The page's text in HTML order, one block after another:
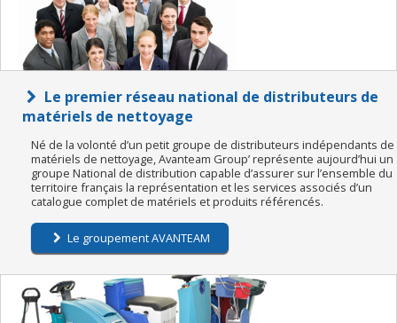
Le premier réseau national de distributeurs de
matériels de nettoyage
Né de la volonté d’un petit groupe de distributeurs indépendants de
matériels de nettoyage, Avanteam Group’ représente aujourd’hui un
groupe National de distribution capable d’assurer sur l’ensemble du
territoire français la représentation et les services associés d’un
catalogue complet de matériels et produits référencés.
Le groupement AVANTEAM